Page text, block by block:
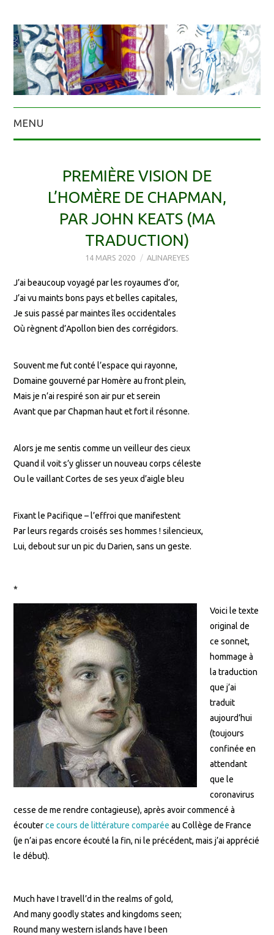
MENU
PREMIÈRE VISION DE
L’HOMÈRE DE CHAPMAN,
PAR JOHN KEATS (MA
TRADUCTION)
14 MARS 2020 ALINAREYES
J’ai beaucoup voyagé par les royaumes d’or,
J’ai vu maints bons pays et belles capitales,
Je suis passé par maintes îles occidentales
Où règnent d’Apollon bien des corrégidors.
Souvent me fut conté l’espace qui rayonne,
Domaine gouverné par Homère au front plein,
Mais je n’ai respiré son air pur et serein
Avant que par Chapman haut et fort il résonne.
Alors je me sentis comme un veilleur des cieux
Quand il voit s’y glisser un nouveau corps céleste
Ou le vaillant Cortes de ses yeux d’aigle bleu
Fixant le Pacifique – l’effroi que manifestent
Par leurs regards croisés ses hommes ! silencieux,
Lui, debout sur un pic du Darien, sans un geste.
*
Voici le texte
original de
ce sonnet,
hommage à
la traduction
que j’ai
traduit
aujourd’hui
(toujours
confinée en
attendant
que le
coronavirus
cesse de me rendre contagieuse), après avoir commencé à
écouterce cours de littérature comparée au Collège de France
(je n’ai pas encore écouté la fin, ni le précédent, mais j’ai apprécié
le début).
Much have I travell’d in the realms of gold,
And many goodly states and kingdoms seen;
Round many western islands have I been